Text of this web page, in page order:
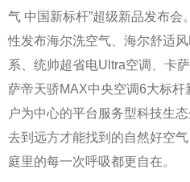
气 中国新标杆”超级新品发布
性发布海尔洗空气、海尔舒适
系、统帅超省电Ultra空调、卡
萨帝天骄MAX中央空调6大标杆
户为中心的平台服务型科技生
去到远方才能找到的自然好空
庭里的每一次呼吸都更自在。